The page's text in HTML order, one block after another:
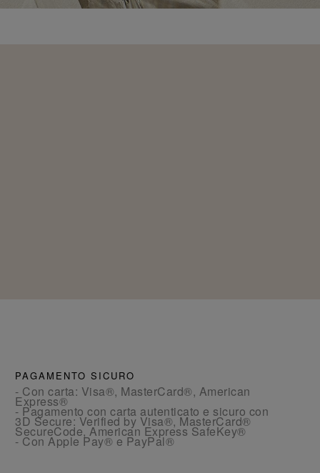
PAGAMENTO SICURO
- Con carta: Visa®, MasterCard®, American
Express®
- Pagamento con carta autenticato e sicuro con
3D Secure: Verified by Visa®, MasterCard®
SecureCode, American Express SafeKey®
- Con Apple Pay® e PayPal®